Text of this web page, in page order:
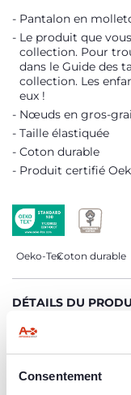
Consentement
Pantalon en
Le produit que
collection. Pour
dans le Guide des
collection. Les
eux !
Nœuds en gros-
Taille élastiquée
Coton durable
Produit certifié
Oeko-TexCoton durable
DÉTAILS DU